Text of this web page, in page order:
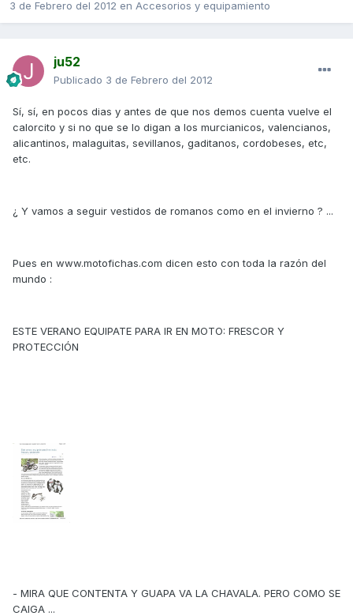
3 de Febrero del 2012 en Accesorios y equipamiento
ju52
Publicado 3 de Febrero del 2012
Sí, sí, en pocos dias y antes de que nos demos cuenta vuelve el
calorcito y si no que se lo digan a los murcianicos, valencianos,
alicantinos, malaguitas, sevillanos, gaditanos, cordobeses, etc,
etc.
¿ Y vamos a seguir vestidos de romanos como en el invierno ? ...
Pues en www.motofichas.com dicen esto con toda la razón del
mundo :
ESTE VERANO EQUIPATE PARA IR EN MOTO: FRESCOR Y
PROTECCIÓN
- MIRA QUE CONTENTA Y GUAPA VA LA CHAVALA. PERO COMO SE
CAIGA ...